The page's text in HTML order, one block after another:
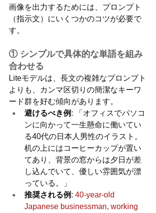
画像を出力するためには、プロンプト
（指示文）にいくつかのコツが必要で
す。
① シンプルで具体的な単語を組み
合わせる
Liteモデルは、長文の複雑なプロンプト
よりも、カンマ区切りの簡潔なキーワ
ード群を好む傾向があります。
避けるべき例 : 「オフィスでパソコ
ンに向かって一生懸命に働いてい
る40代の日本人男性のイラスト。
机の上にはコーヒーカップが置い
てあり、背景の窓からは夕日が差
し込んでいて、優しい雰囲気が漂
っている。」
推奨される例 : 40-year-old
Japanese businessman, working